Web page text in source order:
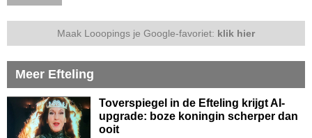
Maak Looopings je Google-favoriet: klik hier
Meer Efteling
Toverspiegel in de Efteling krijgt AI-
upgrade: boze koningin scherper dan
ooit